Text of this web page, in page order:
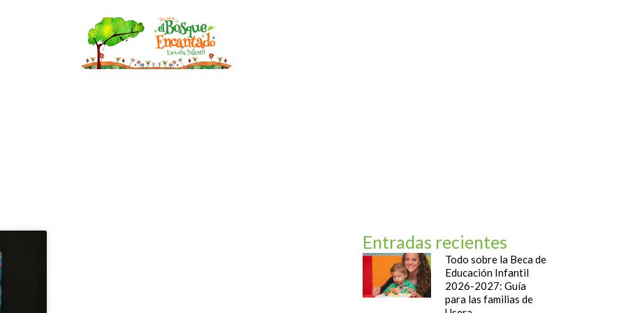
Entradas recientes
Todo sobre la Beca de
Educación Infantil
2026-2027: Guía
para las familias de